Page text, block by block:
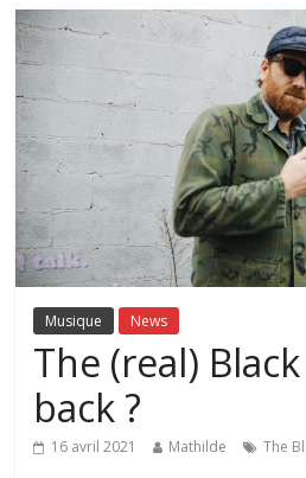
Musique News
The (real)
back ?
16 avril 2021 Mathilde The